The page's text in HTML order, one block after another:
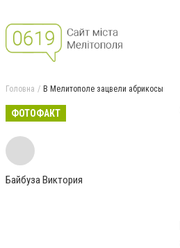
Головна В Мелитополе зацвели абрикосы
ФОТОФАКТ
Байбуза Виктория